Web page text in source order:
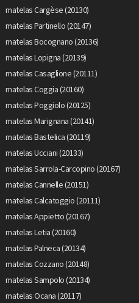
matelas Cargèse (20130)
matelas Partinello (20147)
matelas Bocognano (20136)
matelas Lopigna (20139)
matelas Casaglione (20111)
matelas Coggia (20160)
matelas Poggiolo (20125)
matelas Marignana (20141)
matelas Bastelica (20119)
matelas Ucciani (20133)
matelas Sarrola-Carcopino (20167)
matelas Cannelle (20151)
matelas Calcatoggio (20111)
matelas Appietto (20167)
matelas Letia (20160)
matelas Palneca (20134)
matelas Cozzano (20148)
matelas Sampolo (20134)
matelas Ocana (20117)